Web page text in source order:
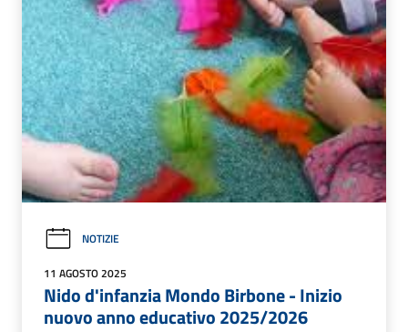
NOTIZIE
11 AGOSTO 2025
Nido d'infanzia Mondo Birbone - Inizio
nuovo anno educativo 2025/2026